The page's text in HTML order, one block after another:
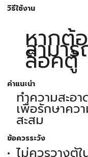
วิธีใช้งาน
หากต้
สามา
ล็อคตู้
คำแนะนำ
ทำความสะอ
เพื่อรักษาคว
สะสม
ข้อควรระวัง
ไม่ควรวางตู้